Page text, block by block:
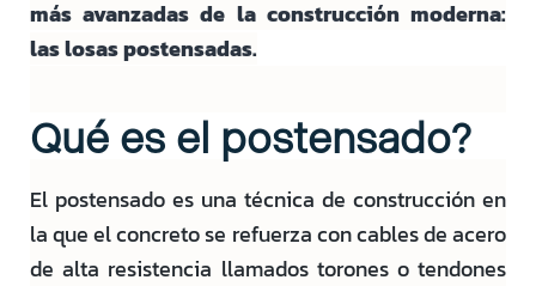
más avanzadas de la construcción moderna:
las losas postensadas.
Qué es el postensado?
El postensado es una técnica de construcción en
la que el concreto se refuerza con cables de acero
de alta resistencia llamados torones o tendones